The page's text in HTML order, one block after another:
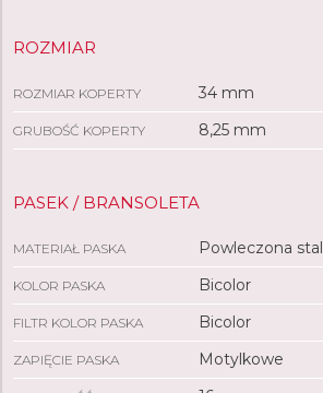
ROZMIAR
ROZMIAR KOPERTY 34 mm
GRUBOŚĆ KOPERTY 8,25 mm
PASEK / BRANSOLETA
MATERIAŁ PASKA Powleczona stal
KOLOR PASKA Bicolor
FILTR KOLOR PASKA Bicolor
ZAPIĘCIE PASKA Motylkowe